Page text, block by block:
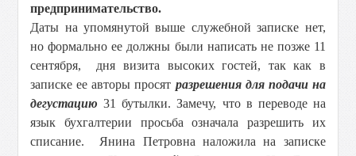
предпринимательство.
Даты на упомянутой выше служебной записке нет,
но формально ее должны были написать не позже 11
сентября, дня визита высоких гостей, так как в
записке ее авторы просят разрешения для подачи на
дегустацию31 бутылки. Замечу, что в переводе на
язык бухгалтерии просьба означала разрешить их
списание. Янина Петровна наложила на записке